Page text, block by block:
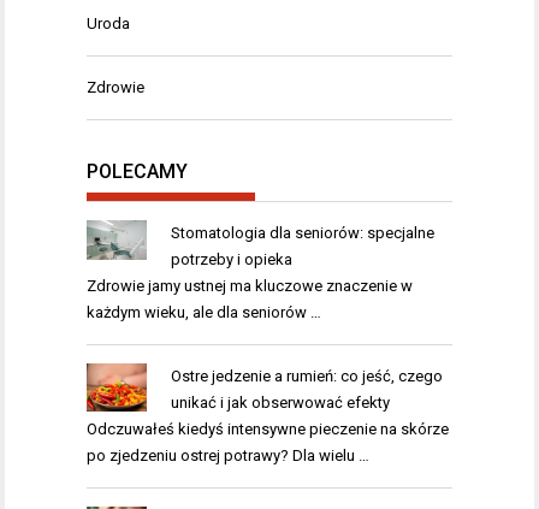
Uroda
Zdrowie
POLECAMY
Stomatologia dla seniorów: specjalne
potrzeby i opieka
Zdrowie jamy ustnej ma kluczowe znaczenie w
każdym wieku, ale dla seniorów …
Ostre jedzenie a rumień: co jeść, czego
unikać i jak obserwować efekty
Odczuwałeś kiedyś intensywne pieczenie na skórze
po zjedzeniu ostrej potrawy? Dla wielu …